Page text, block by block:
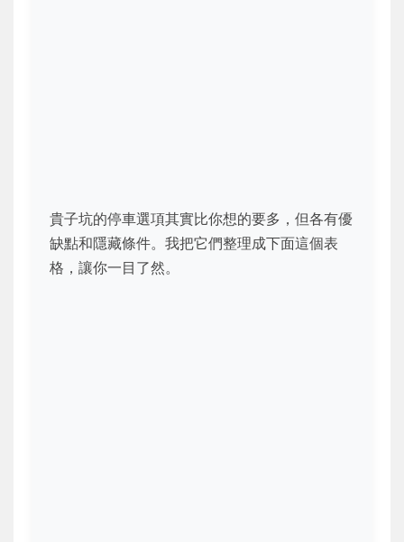
貴子坑的停車選項其實比你想的要多，但各有優
缺點和隱藏條件。我把它們整理成下面這個表
格，讓你一目了然。